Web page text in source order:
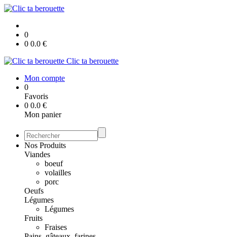
0
0 0.0 €
Clic ta berouette
Mon compte
0
Favoris
0 0.0 €
Mon panier
Nos Produits
Viandes
boeuf
volailles
porc
Oeufs
Légumes
Légumes
Fruits
Fraises